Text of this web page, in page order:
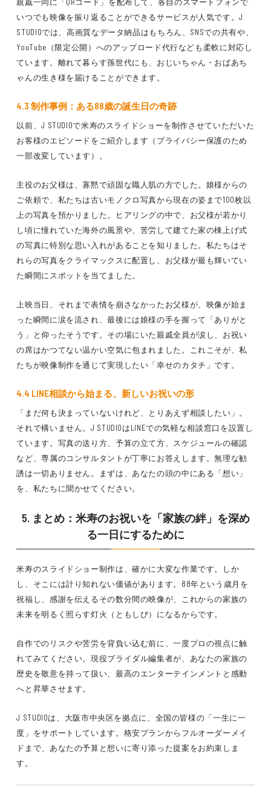
いつでも映像を振り返ることができるサービスが人気です。J
STUDIOでは、高画質なデータ納品はもちろん、SNSでの共有や、
YouTube（限定公開）へのアップロード代行なども柔軟に対応し
ています。離れて暮らす孫世代にも、おじいちゃん・おばあち
ゃんの生き様を届けることができます。
4.3 制作事例：ある88歳の誕生日の奇跡
以前、J STUDIOで米寿のスライドショーを制作させていただいた
お客様のエピソードをご紹介します（プライバシー保護のため
一部改変しています）。
主役のお父様は、寡黙で頑固な職人肌の方でした。娘様からの
ご依頼で、私たちは古いモノクロ写真から現在の姿まで100枚以
上の写真を預かりました。ヒアリングの中で、お父様が若かり
し頃に憧れていた海外の風景や、苦労して建てた家の棟上げ式
の写真に特別な思い入れがあることを知りました。私たちはそ
れらの写真をクライマックスに配置し、お父様が最も輝いてい
た瞬間にスポットを当てました。
上映当日、それまで表情を崩さなかったお父様が、映像が始ま
った瞬間に涙を流され、最後には娘様の手を握って「ありがと
う」と仰ったそうです。その場にいた親戚全員が涙し、お祝い
の席はかつてない温かい空気に包まれました。これこそが、私
たちが映像制作を通じて実現したい「幸せのカタチ」です。
4.4 LINE相談から始まる、新しいお祝いの形
「まだ何も決まっていないけれど、とりあえず相談したい」。
それで構いません。J STUDIOはLINEでの気軽な相談窓口を設置し
ています。写真の送り方、予算の立て方、スケジュールの確認
など、専属のコンサルタントが丁寧にお答えします。無理な勧
誘は一切ありません。まずは、あなたの頭の中にある「想い」
を、私たちに聞かせてください。
5. まとめ：米寿のお祝いを「家族の絆」を深め
る一日にするために
米寿のスライドショー制作は、確かに大変な作業です。しか
し、そこには計り知れない価値があります。88年という歳月を
祝福し、感謝を伝えるその数分間の映像が、これからの家族の
未来を明るく照らす灯火（ともしび）になるからです。
自作でのリスクや苦労を背負い込む前に、一度プロの視点に触
れてみてください。現役ブライダル編集者が、あなたの家族の
歴史を敬意を持って扱い、最高のエンターテインメントと感動
へと昇華させます。
J STUDIOは、大阪市中央区を拠点に、全国の皆様の「一生に一
度」をサポートしています。格安プランからフルオーダーメイ
ドまで、あなたの予算と想いに寄り添った提案をお約束しま
す。